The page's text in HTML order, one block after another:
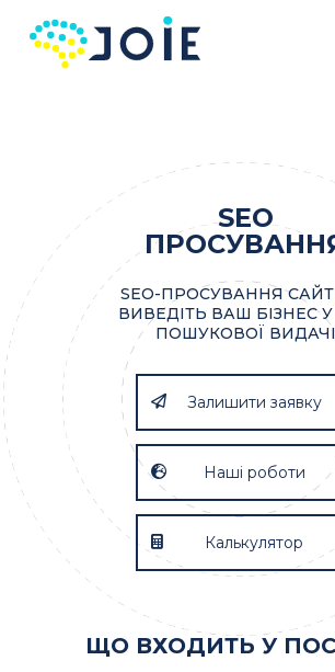
SEO
SEO-ПРОСУВАННЯ
ВИВЕДІТЬ ВАШ БІЗНЕС
ПОШУКОВОЇ ВИДАЧІ
Залишити заявку
Наші роботи
Калькулятор
ЩО ВХОДИТЬ У